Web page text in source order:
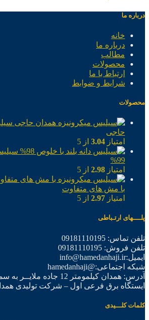
درباره ما
خانه
درباره ما
مطالب
محصولات
ارتباط با ما
شرایط و ضوابط
محصولات
حاجی
امتیاز 3.04 از 5
99%
امتیاز 2.98 از 5
با مش های متفاوت
امتیاز 2.97 از 5
پلــــهای ارتـباطی
تلفن تماس: 09181110195
تلفن فروش: 09181110195
ایمیل:info@hamedanhaji.ir
شبکه اجتماعی:@hamedanhaji
آدرس: همدان کیلمومتر 12
ایستگاه برق فرعی اول – شرکت تولیدی
کلمات کلـــیدی